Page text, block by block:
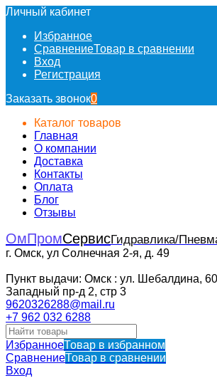
Личный кабинет
Избранное
СравнениеТовар в сравнении
Вход
Регистрация
Заказать звонок0
Каталог товаров
Главная
О компании
Доставка
Контакты
Оплата
Блог
Отзывы
ОмПромСервисГидравлика/
г. Омск, ул Солнечная 2-я, д. 49
Пункт выдачи: Омск : ул. Шебалдина,
Западный пр-д 2, стр 3
9620326288@mail.ru
+7 962 032 6288
ИзбранноеТовар в избранном
СравнениеТовар в сравнении
Вход